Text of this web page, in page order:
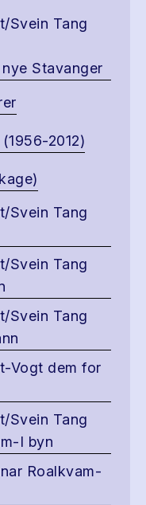
Svein Tang
Stavanger
2012)
Svein Tang
Svein Tang
Svein Tang
Vogt dem for
Svein Tang
I byn
Roalkvam-